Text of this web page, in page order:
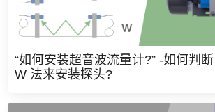
“如何安装超音波流量计?” -如何判
W 法来安装探头?